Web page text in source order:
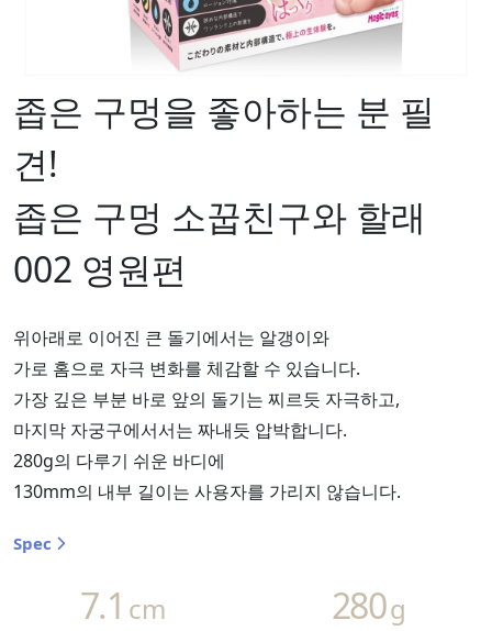
좁은 구멍을 좋아하는 분 필
견!
좁은 구멍 소꿉친구와 할래
002 영원편
위아래로 이어진 큰 돌기에서는 알갱이와
가로 홈으로 자극 변화를 체감할 수 있습니다.
가장 깊은 부분 바로 앞의 돌기는 찌르듯 자극하고,
마지막 자궁구에서서는 짜내듯 압박합니다.
280g의 다루기 쉬운 바디에
130mm의 내부 길이는 사용자를 가리지 않습니다.
Spec
7.1 cm 280g